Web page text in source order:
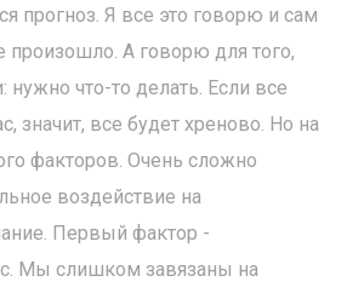
прогноз. Я все это говорю и сам
произошло. А говорю для того,
нужно что-то делать. Если все
значит, все будет хреново. Но на
факторов. Очень сложно
воздействие на
Первый фактор -
Мы слишком завязаны на